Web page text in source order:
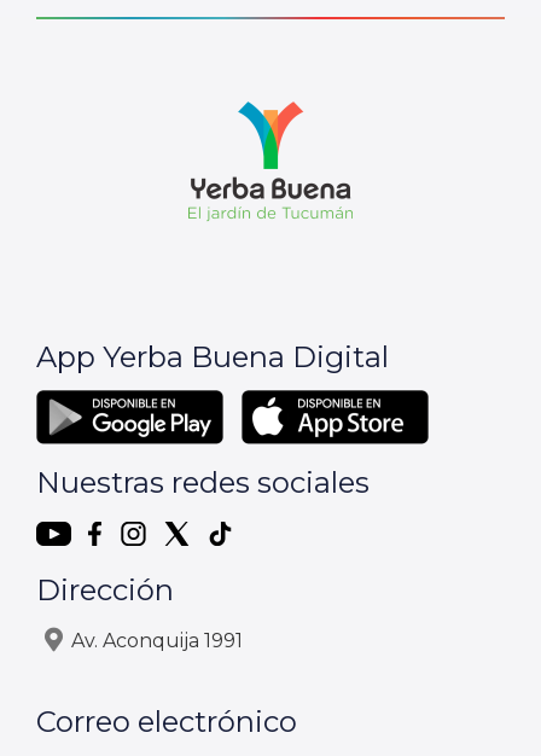
App Yerba Buena Digital
Nuestras redes sociales
Dirección
Av. Aconquija 1991
Correo electrónico